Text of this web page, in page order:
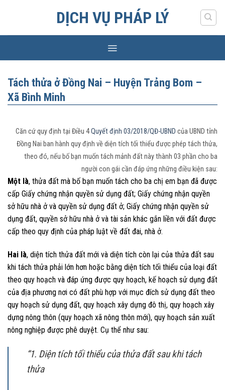
DỊCH VỤ PHÁP LÝ
Tách thửa ở Đồng Nai – Huyện Trảng Bom –
Xã Bình Minh
Căn cứ quy định tại Điều 4Quyết định 03/2018/QĐ-UBND của UBND tỉnh
Đồng Nai ban hành quy định về diện tích tối thiểu được phép tách thửa,
theo đó, nếu bố bạn muốn tách mảnh đất này thành 03 phần cho ba
người con gái cần đáp ứng những điều kiện sau:
Một là, thửa đất mà bố bạn muốn tách cho ba chị em bạn đã được
cấp Giấy chứng nhận quyền sử dụng đất; Giấy chứng nhận quyền
sở hữu nhà ở và quyền sử dụng đất ở; Giấy chứng nhận quyền sử
dụng đất, quyền sở hữu nhà ở và tài sản khác gắn liền với đất được
cấp theo quy định của pháp luật về đất đai, nhà ở.
Hai là, diện tích thửa đất mới và diện tích còn lại của thửa đất sau
khi tách thửa phải lớn hơn hoặc bằng diện tích tối thiểu của loại đất
theo quy hoạch và đáp ứng được quy hoạch, kế hoạch sử dụng đất
của địa phương nơi có đất phù hợp với mục đích sử dụng đất theo
quy hoạch sử dụng đất, quy hoạch xây dựng đô thị, quy hoạch xây
dựng nông thôn (quy hoạch xã nông thôn mới), quy hoạch sản xuất
nông nghiệp được phê duyệt. Cụ thể như sau:
“1. Diện tích tối thiểu của thửa đất sau khi tách
thửa